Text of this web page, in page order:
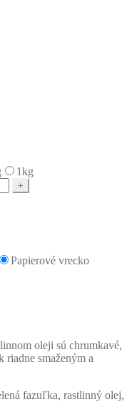
1kg
Papierové vrecko
oleji sú chrumkavé,
riadne smaženým a
fazuľka, rastlinný olej,